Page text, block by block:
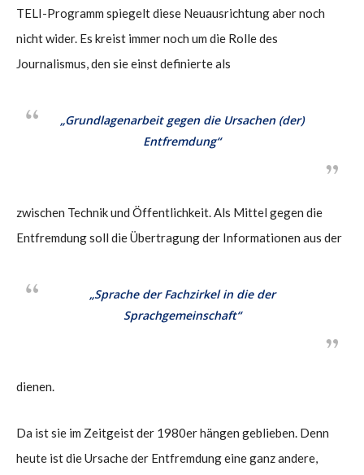
TELI-Programm spiegelt diese Neuausrichtung aber noch
nicht wider. Es kreist immer noch um die Rolle des
Journalismus, den sie einst definierte als
„Grundlagenarbeit gegen die Ursachen (der)
Entfremdung“
zwischen Technik und Öffentlichkeit. Als Mittel gegen die
Entfremdung soll die Übertragung der Informationen aus der
„Sprache der Fachzirkel in die der
Sprachgemeinschaft“
dienen.
Da ist sie im Zeitgeist der 1980er hängen geblieben. Denn
heute ist die Ursache der Entfremdung eine ganz andere,